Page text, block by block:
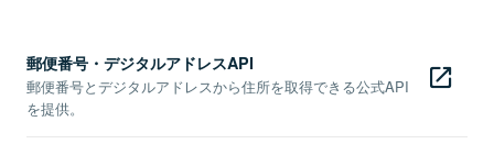
郵便番号・デジタルアドレスAPI
郵便番号とデジタルアドレスから住所を取得できる公式API
を提供。